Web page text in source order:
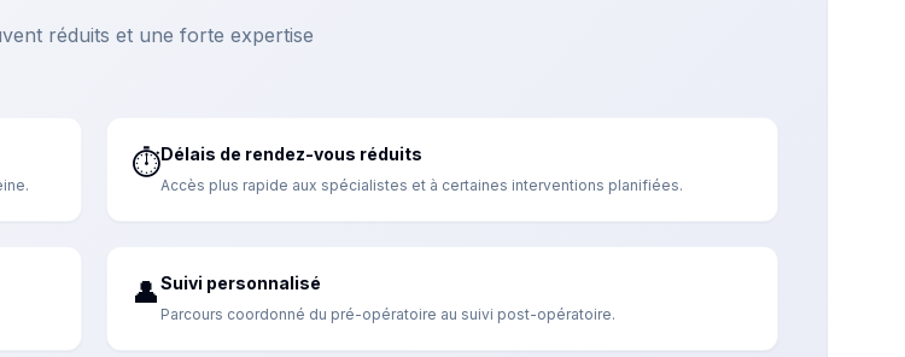
réduits et une forte expertise
⏱️Délais de rendez-vous réduits
Accès plus rapide aux spécialistes et à certaines interventions planifiées.
👤Suivi personnalisé
Parcours coordonné du pré-opératoire au suivi post-opératoire.